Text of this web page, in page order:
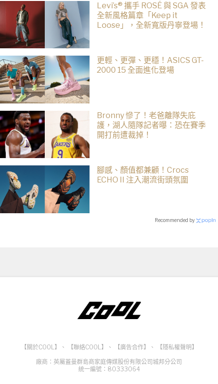
Levi’s® 攜手 ROSÉ 與 SGA 發表
全新風格篇章「Keep it
Loose」，全新寬版丹寧登場！
更輕、更彈、更穩！ASICS GT-
2000 15 全面進化登場
Bronny 慘了！老爸離隊失庇
護，湖人隨隊記者曝：恐在賽季
開打前遭裁掉！
腳感、顏值都兼顧！Crocs
ECHO II 注入潮流街頭氛圍
Recommended by
【關於COOL】 、 【聯絡COOL】 、 【廣告合作】 、
【隱私權聲明】
廠商：英屬蓋曼群島商家庭傳媒股份有限公司城邦分公司
統一編號：80333064